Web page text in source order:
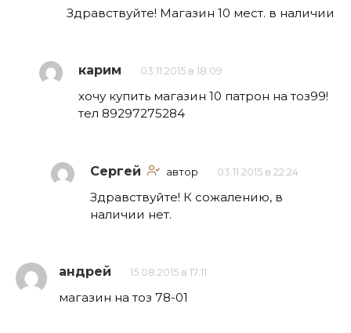
Здравствуйте! Магазин 10 мест. в наличии
карим 03.11.2015 в 18:09
хочу купить магазин 10 патрон на тоз99!
тел 89297275284
Сергей автор 03.11.2015 в 22:24
Здравствуйте! К сожалению, в
наличии нет.
андрей 15.08.2015 в 17:11
магазин на тоз 78-01